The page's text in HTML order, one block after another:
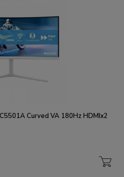
Curved VA 180Hz HDMIx2